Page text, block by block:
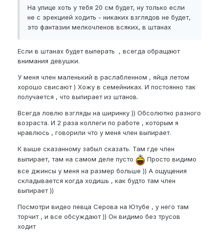
На улице хоть у тебя 20 см будет, ну только если
не с эрекцией ходить - никаких взглядов не будет,
это фантазии мелкочленов всяких, в штанах
Если в штанах будет выперать , всегда обращают
внимания девушки.
У меня член маленький в раслабленном , яйца летом
хорошо свисают ) Хожу в семейниках. И постоянно так
получается , что выпирает из штанов.
Всегда ловлю взгляды на ширинку )) Обсолютно разного
возраста. И 2 раза коллеги по работе , которым я
нравлюсь , говорили что у меня член выпирает.
К выше сказанному забыл сказать. Там где член
выпирает, там на самом деле пусто
Просто видимо
все джинсы у меня на размер больше )) А ощущения
складывается когда ходишь , как будто там член
выпирает ))
Посмотри видео певца Серова на Ютубе , у него там
торчит , и все обсуждают )) Он видимо без трусов
ходит